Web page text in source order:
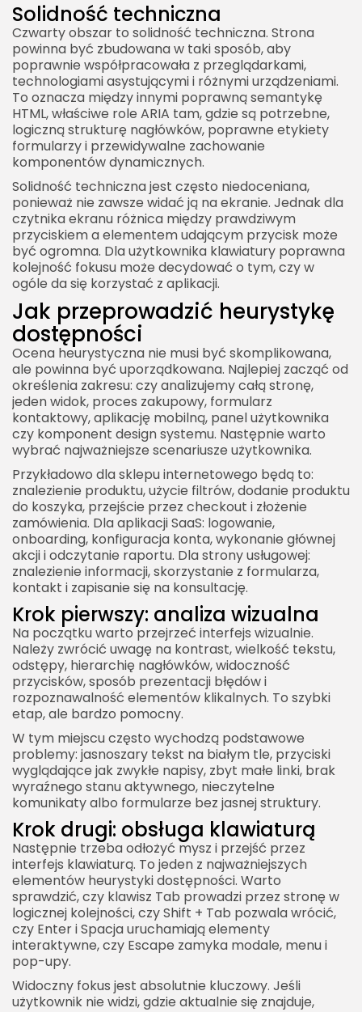
Solidność techniczna
Czwarty obszar to solidność techniczna. Strona
powinna być zbudowana w taki sposób, aby
poprawnie współpracowała z przeglądarkami,
technologiami asystującymi i różnymi urządzeniami.
To oznacza między innymi poprawną semantykę
HTML, właściwe role ARIA tam, gdzie są potrzebne,
logiczną strukturę nagłówków, poprawne etykiety
formularzy i przewidywalne zachowanie
komponentów dynamicznych.
Solidność techniczna jest często niedoceniana,
ponieważ nie zawsze widać ją na ekranie. Jednak dla
czytnika ekranu różnica między prawdziwym
przyciskiem a elementem udającym przycisk może
być ogromna. Dla użytkownika klawiatury poprawna
kolejność fokusu może decydować o tym, czy w
ogóle da się korzystać z aplikacji.
Jak przeprowadzić heurystykę
dostępności
Ocena heurystyczna nie musi być skomplikowana,
ale powinna być uporządkowana. Najlepiej zacząć od
określenia zakresu: czy analizujemy całą stronę,
jeden widok, proces zakupowy, formularz
kontaktowy, aplikację mobilną, panel użytkownika
czy komponent design systemu. Następnie warto
wybrać najważniejsze scenariusze użytkownika.
Przykładowo dla sklepu internetowego będą to:
znalezienie produktu, użycie filtrów, dodanie produktu
do koszyka, przejście przez checkout i złożenie
zamówienia. Dla aplikacji SaaS: logowanie,
onboarding, konfiguracja konta, wykonanie głównej
akcji i odczytanie raportu. Dla strony usługowej:
znalezienie informacji, skorzystanie z formularza,
kontakt i zapisanie się na konsultację.
Krok pierwszy: analiza wizualna
Na początku warto przejrzeć interfejs wizualnie.
Należy zwrócić uwagę na kontrast, wielkość tekstu,
odstępy, hierarchię nagłówków, widoczność
przycisków, sposób prezentacji błędów i
rozpoznawalność elementów klikalnych. To szybki
etap, ale bardzo pomocny.
W tym miejscu często wychodzą podstawowe
problemy: jasnoszary tekst na białym tle, przyciski
wyglądające jak zwykłe napisy, zbyt małe linki, brak
wyraźnego stanu aktywnego, nieczytelne
komunikaty albo formularze bez jasnej struktury.
Krok drugi: obsługa klawiaturą
Następnie trzeba odłożyć mysz i przejść przez
interfejs klawiaturą. To jeden z najważniejszych
elementów heurystyki dostępności. Warto
sprawdzić, czy klawisz Tab prowadzi przez stronę w
logicznej kolejności, czy Shift + Tab pozwala wrócić,
czy Enter i Spacja uruchamiają elementy
interaktywne, czy Escape zamyka modale, menu i
pop-upy.
Widoczny fokus jest absolutnie kluczowy. Jeśli
użytkownik nie widzi, gdzie aktualnie się znajduje,